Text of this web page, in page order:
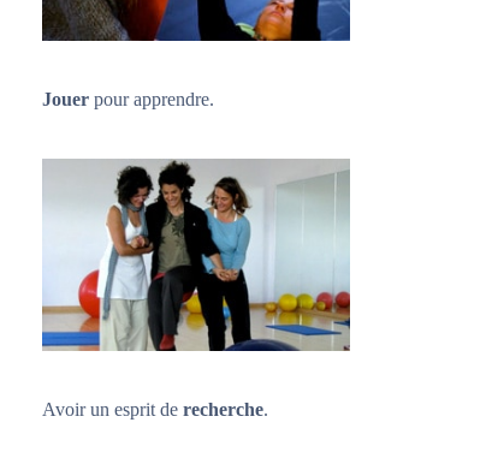
Jouer pour apprendre.
Avoir un esprit de recherche.